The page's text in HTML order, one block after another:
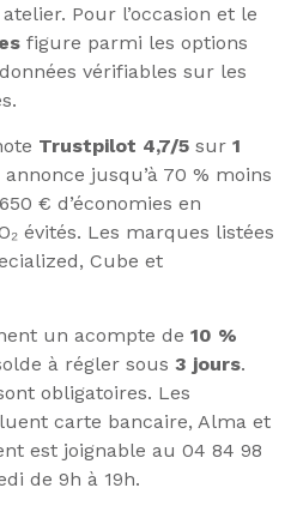
Pour l’occasion et le
figure parmi les options
vérifiables sur les
Trustpilot 4,7/5 sur 1
jusqu’à 70 % moins
€ d’économies en
évités. Les marques listées
Cube et
un acompte de 10 %
à régler sous 3 jours.
obligatoires. Les
carte bancaire, Alma et
est joignable au 04 84 98
de 9h à 19h.